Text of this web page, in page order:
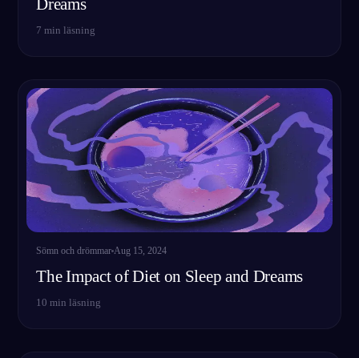
Dreams
7 min läsning
Sömn och drömmar Aug 15, 2024
The Impact of Diet on Sleep and Dreams
10 min läsning